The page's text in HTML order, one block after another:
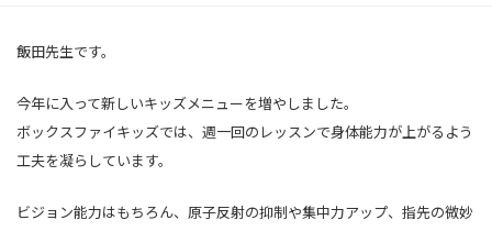
飯田先生です。
今年に入って新しいキッズメニューを増やしました。
ボックスファイキッズでは、週一回のレッスンで身体能力が上がるよう
工夫を凝らしています。
ビジョン能力はもちろん、原子反射の抑制や集中力アップ、指先の微妙